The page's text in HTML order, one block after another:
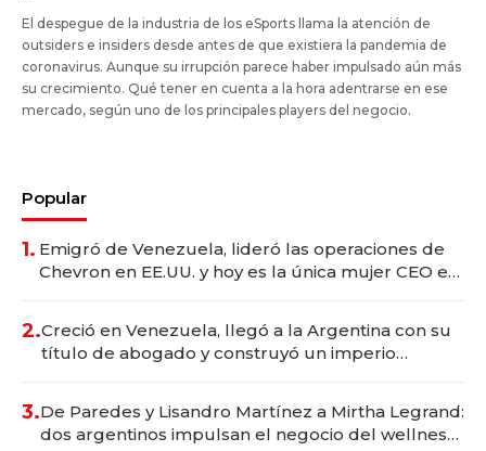
El despegue de la industria de los eSports llama la atención de
outsiders e insiders desde antes de que existiera la pandemia de
coronavirus. Aunque su irrupción parece haber impulsado aún más
su crecimiento. Qué tener en cuenta a la hora adentrarse en ese
mercado, según uno de los principales players del negocio.
Popular
1. Emigró de Venezuela, lideró las operaciones de
Chevron en EE.UU. y hoy es la única mujer CEO en
2.Creció en Venezuela, llegó a la Argentina con su
título de abogado y construyó un imperio
3.De Paredes y Lisandro Martínez a Mirtha Legrand:
dos argentinos impulsan el negocio del wellness